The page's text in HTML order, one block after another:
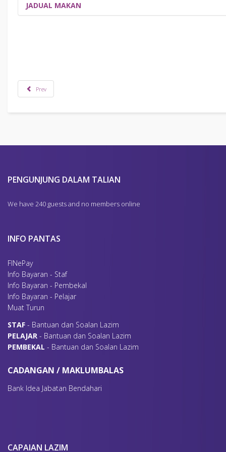
JADUAL MAKAN
Prev
PENGUNJUNG DALAM TALIAN
We have 240 guests and no members online
INFO PANTAS
FINePay
Info Bayaran - Staf
Info Bayaran - Pembekal
Info Bayaran - Pelajar
Muat Turun
STAF - Bantuan dan Soalan Lazim
PELAJAR - Bantuan dan Soalan Lazim
PEMBEKAL - Bantuan dan Soalan Lazim
CADANGAN / MAKLUMBALAS
Bank Idea Jabatan Bendahari
CAPAIAN LAZIM